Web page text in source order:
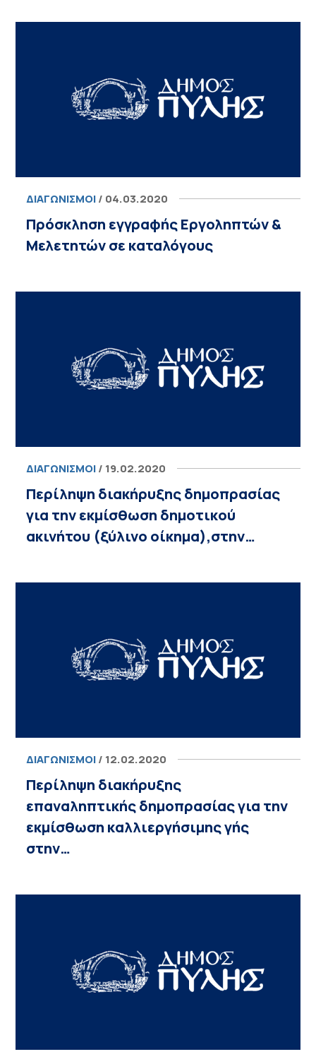
ΔΙΑΓΩΝΙΣΜΟΊ/ 04.03.2020
Πρόσκληση εγγραφής Εργοληπτών &
Μελετητών σε καταλόγους
ΔΙΑΓΩΝΙΣΜΟΊ/ 19.02.2020
Περίληψη διακήρυξης δημοπρασίας
για την εκμίσθωση δημοτικού
ακινήτου (ξύλινο οίκημα),στην…
ΔΙΑΓΩΝΙΣΜΟΊ/ 12.02.2020
Περίληψη διακήρυξης
επαναληπτικής δημοπρασίας για την
εκμίσθωση καλλιεργήσιμης γής
στην…